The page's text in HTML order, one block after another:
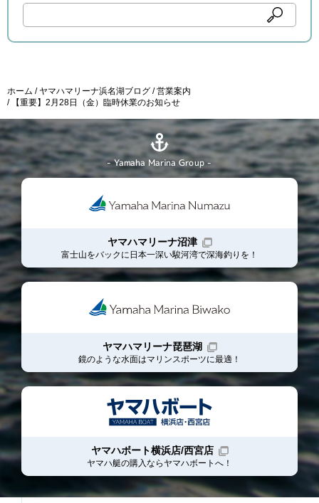
ホーム ヤマハマリーナ浜名湖ブログ
営業案内
【重要】2月28日（金）臨時休業のお知らせ
- Yamaha Marina Group -
ヤマハマリーナ沼津
富士山をバックに日本一深い駿河湾で深海釣りを！
ヤマハマリーナ琵琶湖
鏡のような水面はマリンスポーツに最適！
ヤマハボート横浜店/西宮店
ヤマハ艇の購入ならヤマハボート へ！